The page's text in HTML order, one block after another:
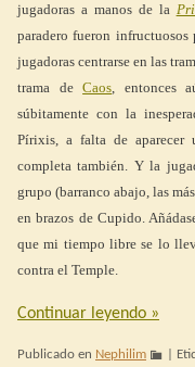
jugadoras a manos de la
paradero fueron
jugadoras centrarse en las
trama deCaos, entonces
súbitamente con la
Pírixis, a falta de
completa también. Y la
grupo (barranco abajo, las
en brazos de Cupido.
que mi tiempo libre se lo
contra el Temple.
Continuar leyendo »
Publicado en Nephilim